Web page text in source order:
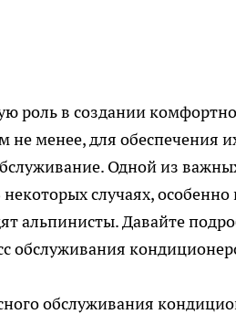
роль в создании
менее, для обеспечения
Одной из
случаях, особенно
альпинисты. Давайте
обслуживания
обслуживания